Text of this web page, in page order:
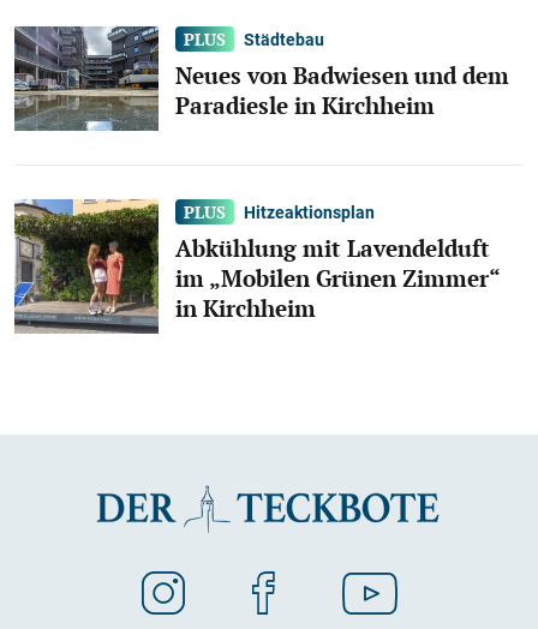
Städtebau
Neues von Badwiesen und dem
Paradiesle in Kirchheim
Hitzeaktionsplan
Abkühlung mit Lavendelduft
im „Mobilen Grünen Zimmer“
in Kirchheim